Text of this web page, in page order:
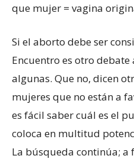
que mujer = vagina
Si el aborto debe ser
Encuentro es otro debate
algunas. Que no, dicen
mujeres que no están a
es fácil saber cuál es el
coloca en multitud
La búsqueda continúa;